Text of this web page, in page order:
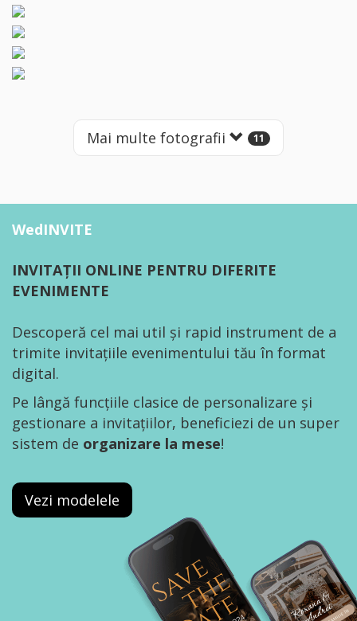
Mai multe fotografii 11
WedINVITE
INVITAȚII ONLINE PENTRU DIFERITE
EVENIMENTE
Descoperă cel mai util și rapid instrument de a
trimite invitațiile evenimentului tău în format
digital.
Pe lângă funcțiile clasice de personalizare și
gestionare a invitațiilor, beneficiezi de un super
sistem de organizare la mese!
Vezi modelele